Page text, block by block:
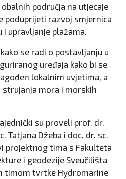
područja na utjecaje
poduprijeti razvoj smjernica
i upravljanje plažama.
se radi o postavljanju u
uređaja kako bi se
lokalnim uvjetima, a
strujanja mora i morskih
su proveli prof. dr.
Tatjana Džeba i doc. dr. sc.
projektnog tima s Fakulteta
i geodezije Sveučilišta
timom tvrtke Hydromarine